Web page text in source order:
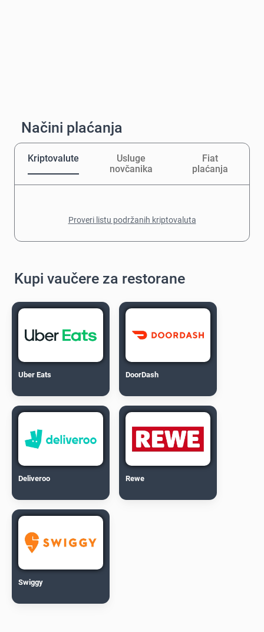
Načini plaćanja
Kriptovalute
Usluge
novčanika
Fiat
plaćanja
Proveri listu podržanih kriptovaluta
Kupi vaučere za restorane
Uber Eats DoorDash
Deliveroo Rewe
Swiggy